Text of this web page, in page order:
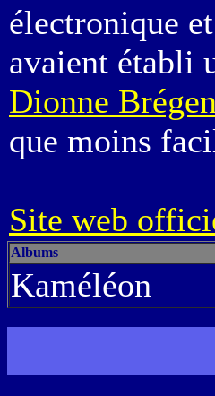
électronique
avaient établi
Dionne
que moins
Site web
Albums
Kaméléon